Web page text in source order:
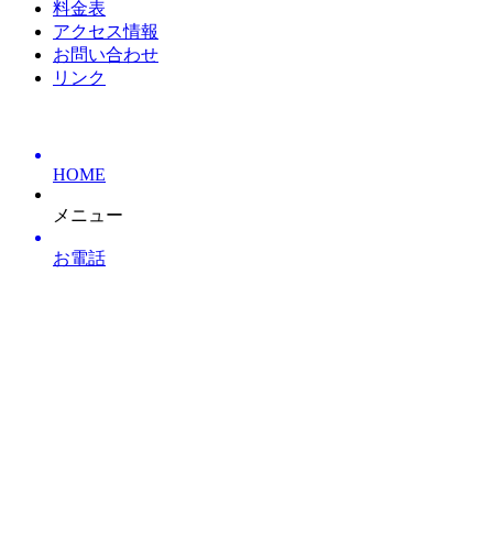
料金表
アクセス情報
お問い合わせ
リンク
HOME
メニュー
お電話